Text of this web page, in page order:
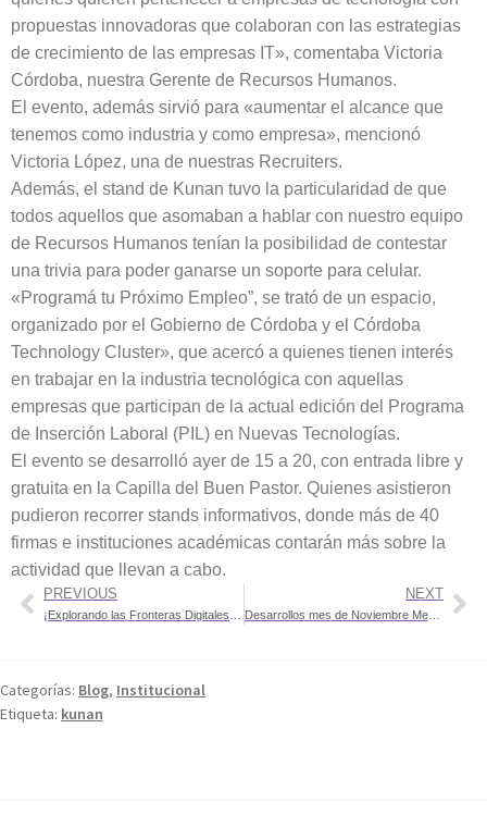
propuestas innovadoras que colaboran con las estrategias
de crecimiento de las empresas IT», comentaba Victoria
Córdoba, nuestra Gerente de Recursos Humanos.
El evento, además sirvió para «aumentar el alcance que
tenemos como industria y como empresa», mencionó
Victoria López, una de nuestras Recruiters.
Además, el stand de Kunan tuvo la particularidad de que
todos aquellos que asomaban a hablar con nuestro equipo
de Recursos Humanos tenían la posibilidad de contestar
una trivia para poder ganarse un soporte para celular.
«Programá tu Próximo Empleo”, se trató de un espacio,
organizado por el Gobierno de Córdoba y el Córdoba
Technology Cluster», que acercó a quienes tienen interés
en trabajar en la industria tecnológica con aquellas
empresas que participan de la actual edición del Programa
de Inserción Laboral (PIL) en Nuevas Tecnologías.
El evento se desarrolló ayer de 15 a 20, con entrada libre y
gratuita en la Capilla del Buen Pastor. Quienes asistieron
pudieron recorrer stands informativos, donde más de 40
firmas e instituciones académicas contarán más sobre la
actividad que llevan a cabo.
PREVIOUS NEXT
Desarrollos mes de Noviembre Merlín
Categorías: Blog, Institucional
Etiqueta: kunan